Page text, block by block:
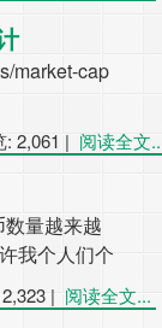
market-cap
: 2,061 | 阅读全文
量越来越
我个人们个
| 阅读全文...